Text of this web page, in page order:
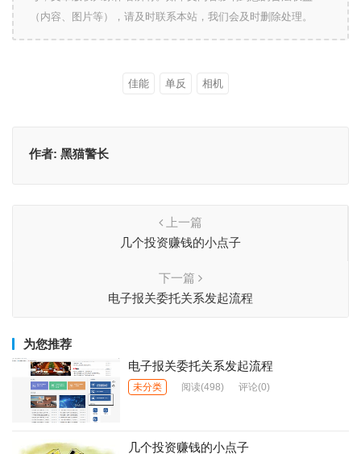
（内容、图片等），请及时联系本站，我们会及时删除处理。
佳能 单反 相机
作者: 黑猫警长
上一篇
几个投资赚钱的小点子
下一篇
电子报关委托关系发起流程
为您推荐
电子报关委托关系发起流程
未分类 阅读(498) 评论(0)
几个投资赚钱的小点子